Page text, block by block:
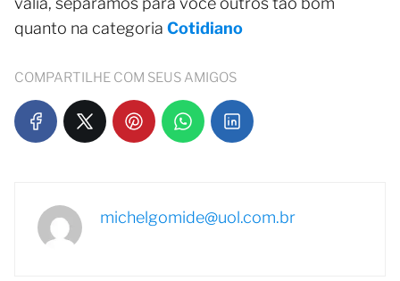
quanto na categoria Cotidiano
COMPARTILHE COM SEUS AMIGOS
michelgomide@uol.com.br